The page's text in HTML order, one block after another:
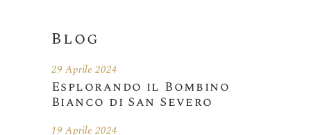
Blog
Esplorando il Bombino
Bianco di San Severo
29 Aprile 2024
19 Aprile 2024